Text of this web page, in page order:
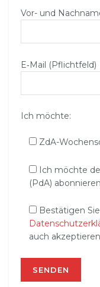
Vor- und
E‑Mail (Pflichtfeld)
Ich möchte:
ZdA-
Ich möchte
(PdA)
Bestätigen
auch